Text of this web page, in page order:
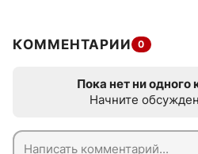
КОММЕНТАРИИ 0
Пока нет ни
Начните